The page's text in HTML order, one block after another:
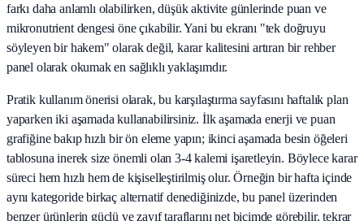
farkı daha anlamlı olabilirken, düşük aktivite günlerinde puan ve
mikronutrient dengesi öne çıkabilir. Yani bu ekranı "tek doğruyu
söyleyen bir hakem" olarak değil, karar kalitesini artıran bir rehber
panel olarak okumak en sağlıklı yaklaşımdır.
Pratik kullanım önerisi olarak, bu karşılaştırma sayfasını haftalık plan
yaparken iki aşamada kullanabilirsiniz. İlk aşamada enerji ve puan
grafiğine bakıp hızlı bir ön eleme yapın; ikinci aşamada besin öğeleri
tablosuna inerek size önemli olan 3-4 kalemi işaretleyin. Böylece karar
süreci hem hızlı hem de kişiselleştirilmiş olur. Örneğin bir hafta içinde
aynı kategoride birkaç alternatif denediğinizde, bu panel üzerinden
benzer ürünlerin güçlü ve zayıf taraflarını net biçimde görebilir, tekrar